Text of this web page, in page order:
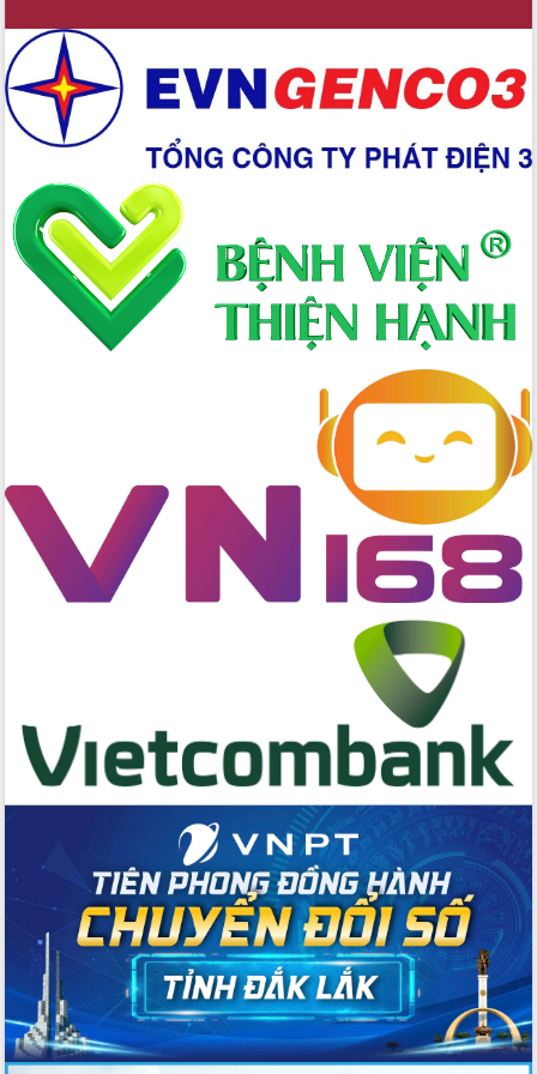
Xây dựng nền hành chính số đồng
hành cùng nông dân dân, doanh nghiệp
Giai đoạn 2026-2030, Đắk Lắk phấn
đấu có 77% xã đạt chuẩn nông thôn
mới
Chuyển đổi số 'mở đường' cho nông
nghiệp Đắk Lắk tăng trưởng bứt phá
Triển khai đồng bộ đo đạc, lập hồ sơ
địa chính, hoàn thiện cơ sở dữ liệu đất
đai
Ứng dụng sinh trắc học - Bước tiến
trong hành trình chuyển đổi số tại Đắk
Tập huấn nâng cao năng lực triển khai
chuyển đổi số cho cán bộ, công chức
cấp xã
Đắk Lắk phát động hưởng ứng Ngày
Quyền của người tiêu dùng Việt Nam
Tổ chức trang trọng Lễ hội Đền thờ
Lương Văn Chánh năm 2026
Phó Bí thư Tỉnh ủy Đắk Lắk Đỗ Hữu
Bệnh án điện tử thúc đẩy chuyển đổi
số y tế tại Đắk Lắk
Chuyển đổi số thư viện: Mở rộng
không gian tri thức trong thời đại số
Đánh giá, rút kinh nghiệm công tác tổ
chức diễn tập trước ngày bầu cử
Chương trình “Gặp gỡ hữu nghị –
Friendship Meeting New Year 2026”